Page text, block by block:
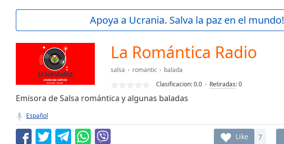
Current
Duration-:-
Stream
TypeLIVE
live,
currently
behind
LIVE
Apoya a Ucrania. Salva la paz en el mundo!
La Romántica Radio
salsa romantic
balada
Clasificacion:0.0 Retiradas:0
Emisora de Salsa romántica y algunas baladas
Español
Like 7